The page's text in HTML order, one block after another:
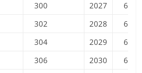
300 2027
677
302 2028
683
304 2029
689
306 2030
694